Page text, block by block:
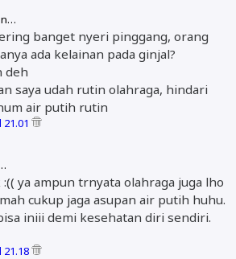
banget nyeri pinggang, orang
ada kelainan pada ginjal?
deh
saya udah rutin olahraga, hindari
air putih rutin
ya ampun trnyata olahraga juga lho
cukup jaga asupan air putih huhu.
iniii demi kesehatan diri sendiri.
21.18